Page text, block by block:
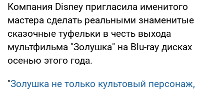
Компания Disney пригласила именитого
мастера сделать реальными знаменитые
сказочные туфельки в честь выхода
мультфильма "Золушка" на Blu-ray дисках
осенью этого года.
"Золушка не только культовый персонаж,